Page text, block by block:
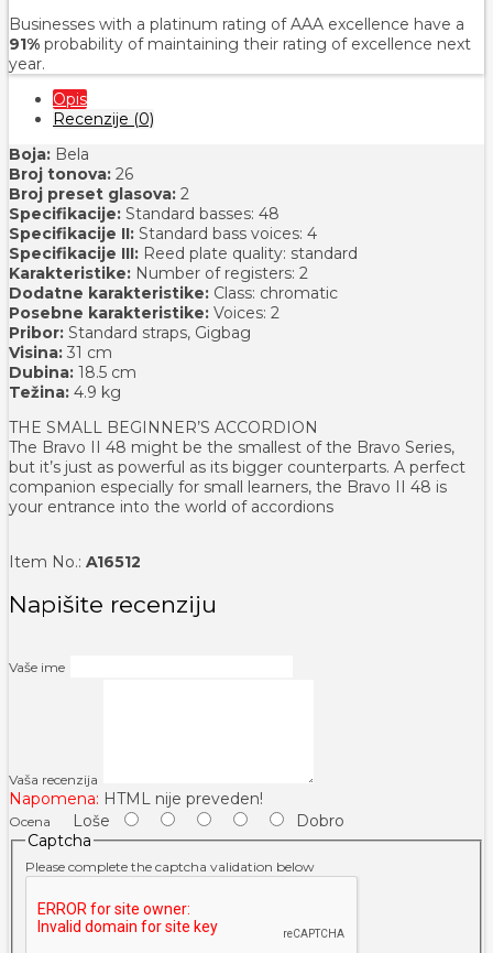
Businesses with a platinum rating of AAA excellence have a
91% probability of maintaining their rating of excellence next
year.
Opis
Recenzije (0)
Boja: Bela
Broj tonova: 26
Broj preset glasova: 2
Specifikacije: Standard basses: 48
Specifikacije II: Standard bass voices: 4
Specifikacije III: Reed plate quality: standard
Karakteristike: Number of registers: 2
Dodatne karakteristike: Class: chromatic
Posebne karakteristike: Voices: 2
Pribor: Standard straps, Gigbag
Visina: 31 cm
Dubina: 18.5 cm
Težina: 4.9 kg
THE SMALL BEGINNER’S ACCORDION
The Bravo II 48 might be the smallest of the Bravo Series,
but it’s just as powerful as its bigger counterparts. A perfect
companion especially for small learners, the Bravo II 48 is
your entrance into the world of accordions
Item No.: A16512
Napišite recenziju
Vaše ime
Vaša recenzija
Napomena: HTML nije preveden!
Ocena Loše
Dobro
Captcha
Please complete the captcha validation below